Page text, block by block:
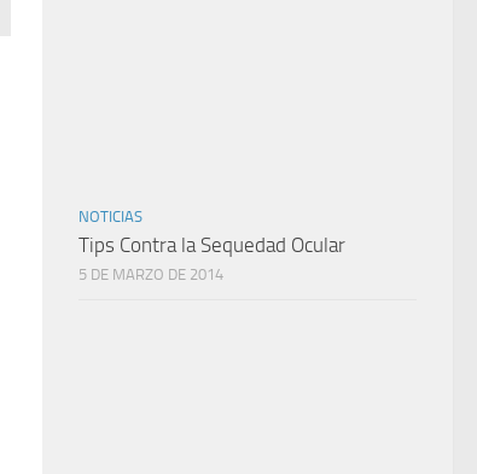
NOTICIAS
Tips Contra la Sequedad Ocular
5 DE MARZO DE 2014